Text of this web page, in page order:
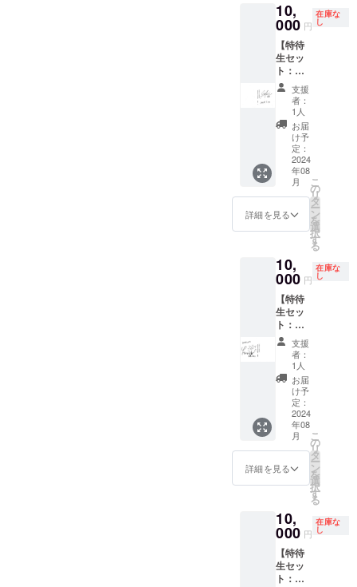
審査の
上、第
３者を
特定す
る内容
や公序
良俗に
反する
場合は
掲載を
お断り
させて
頂く場
合がご
ざいま
す。 そ
の場合
CAMPF
IREでご
ユー
ザーID
を掲載
させて
頂きま
す。
れ出演
者から
のお礼
動画
（約2〜
3分程
度）を
メール
にURL
を記載
しお送
りさせ
ていた
だきま
す。 ＊
本編+メ
イキン
たBlu-
rayをお
送り致
しま
す。 ＊
支援
時、必
ず備考
欄にエ
ンド
ロール
へ掲載
を希望
される
ニック
ネーム
入くだ
さい。
掲載す
るお名
前や企
) ＊クラ
ンク
の際、
監督に
一輪花
をス
タッフ
からの
お渡し
させて
頂きま
す。 ＊
撮影時
のロケ
弁を監
督に用
＊監督
からの
お礼動
画（約
2〜3分
程度）
をメー
ルに
URLを
記載し
お送り
させて
いただ
きま
す。 ＊
本編+メ
イキン
たBlu-
rayに監
督のサ
イン入
りをお
(Specia
l
Thanks
) ・出演
者から
のお礼
メッ
セージ
動画 ※
ほぼ決
定稿と
なりま
すの
で、一
部完成
映画と
異なる
※御礼
メッ
動画
（15
秒〜30
秒予
定）
データ
便にて
お送り
させて
頂きま
す。 ※
支援
時、必
ず備考
へ掲載
を希望
される
(文字の
み、
ニック
10,
000 円
在庫な
し
【特待
生セッ
ト：菅
原咲来
サイン
入り限
定台
本】 ・
出演者
限定サ
イン入
り台本
・エン
ドロー
ルクレ
(Specia
l
Thanks
) ・出演
者から
のお礼
メッ
セージ
動画 ※
ほぼ決
定稿と
なりま
すの
で、一
部完成
映画と
異なる
※御礼
メッ
動画
（15
秒〜30
支援
者：
1人
お届
け予
定：
2024
年08
月
詳細を見る
こ
の
リ
タ
ー
ン
を
選
択
す
る
10,
000 円
在庫な
し
【特待
生セッ
ト：福
島ひな
たサイ
ン入り
限定台
本】 ・
出演者
限定サ
イン入
り台本
・エン
ドロー
ルクレ
(Specia
l
Thanks
) ・出演
者から
のお礼
支援
者：
1人
お届
け予
定：
2024
年08
月
詳細を見る
こ
の
リ
タ
ー
ン
を
選
択
す
る
10,
000 円
在庫な
し
【特待
生セッ
ト：り